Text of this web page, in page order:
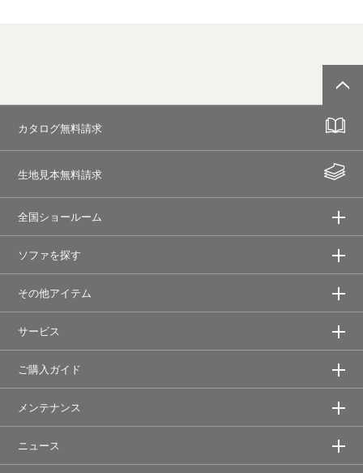
カタログ無料請求
生地見本無料請求
全国ショールーム
ソファを探す
その他アイテム
サービス
ご購入ガイド
メンテナンス
ニュース